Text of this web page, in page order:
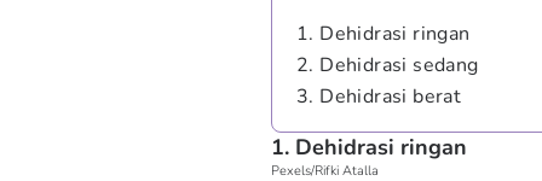
1. Dehidrasi ringan
2. Dehidrasi sedang
3. Dehidrasi berat
1. Dehidrasi ringan
Pexels/Rifki Atalla